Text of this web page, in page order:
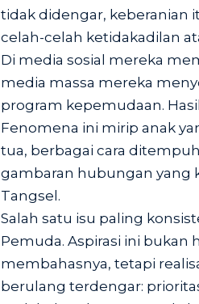
tidak didengar, keberanian
celah-celah ketidakadilan
Di media sosial mereka
media massa mereka
program kepemudaan.
Fenomena ini mirip anak
tua, berbagai cara
gambaran hubungan yang
Tangsel.
Salah satu isu paling
Pemuda. Aspirasi ini
membahasnya, tetapi
berulang terdengar: